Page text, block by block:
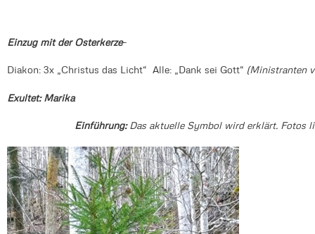
Einzug mit der Osterkerze–
Diakon: 3x „Christus das Licht“ Alle: „Dank sei Gott“ (Ministranten
Exultet: Marika
Einführung:Das aktuelle Symbol wird erklärt. Fotos